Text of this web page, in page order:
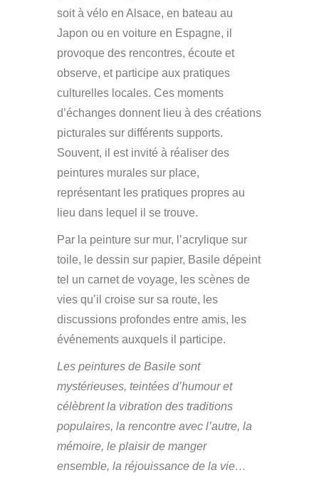
soit à vélo en Alsace, en bateau au
Japon ou en voiture en Espagne, il
provoque des rencontres, écoute et
observe, et participe aux pratiques
culturelles locales. Ces moments
d’échanges donnent lieu à des créations
picturales sur différents supports.
Souvent, il est invité à réaliser des
peintures murales sur place,
représentant les pratiques propres au
lieu dans lequel il se trouve.
Par la peinture sur mur, l’acrylique sur
toile, le dessin sur papier, Basile dépeint
tel un carnet de voyage, les scènes de
vies qu’il croise sur sa route, les
discussions profondes entre amis, les
événements auxquels il participe.
Les peintures de Basile sont
mystérieuses, teintées d’humour et
célèbrent la vibration des traditions
populaires, la rencontre avec l’autre, la
mémoire, le plaisir de manger
ensemble, la réjouissance de la vie…